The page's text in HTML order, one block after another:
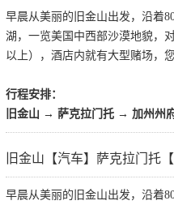
早晨从美丽的旧金山出发，沿着
湖，一览美国中西部沙漠地貌，
以上），酒店内就有大型赌场，
行程安排：
旧金山 → 萨克拉门托 → 加州州
旧金山【汽车】萨克拉门托
早晨从美丽的旧金山出发，沿着